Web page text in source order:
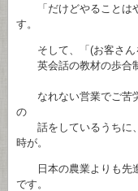
「だけどやることはや
す。
そして、「(お客さん
英会話の教材の歩合制
なれない営業でご苦労
の
話をしているうちに、
時が。
日本の農業よりも先進
です。